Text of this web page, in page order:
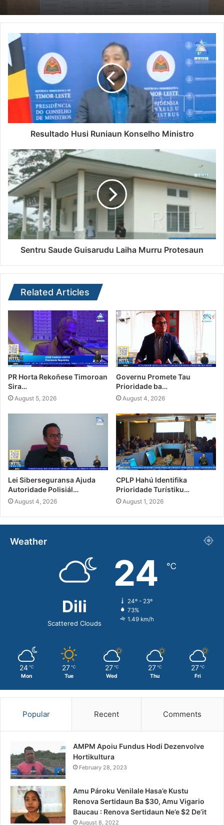
Resultado Husi Runiaun Konselho Ministro
Sentru Saude Guisarudu Laiha Murru Protesaun
Related Articles
PR Horta Rekoñese Timoroan
Sira…
August 5, 2026
Governu Promete Tau
Prioridade ba…
August 4, 2026
Lei Siberseguransa Ajuda
Autoridade Polisiál…
August 4, 2026
CPLP Hahú Identifika
Prioridade Turístiku…
August 1, 2026
Weather
Dili
Scattered Clouds
24 ℃
24º - 23º
73%
1.49 km/h
24 ℃
Mon
27 ℃
Tue
27 ℃
Wed
27 ℃
Thu
27 ℃
Fri
Popular Recent Comments
AMPM Apoiu Fundus Hodi Dezenvolve
Hortikultura
February 28, 2023
Amu Pároku Venilale Hasa’e Kustu
Renova Sertidaun Ba $30, Amu Vigario
Baucau : Renova Sertidaun Ne’e $2 De’it
August 8, 2022